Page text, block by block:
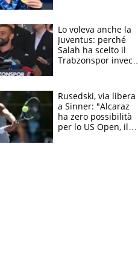
giornalista, mamma
insegnante e il
fratello calciatore
Lo voleva anche la
Juventus: perché
Salah ha scelto il
Trabzonspor invece
Rusedski, via libera
a Sinner: "Alcaraz
ha zero possibilità
per lo US Open, il